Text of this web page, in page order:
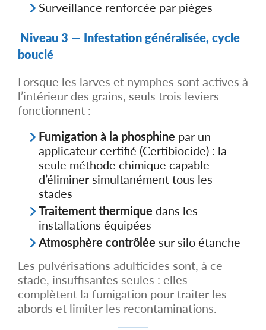
Surveillance renforcée par pièges
Niveau 3 — Infestation généralisée, cycle
bouclé
Lorsque les larves et nymphes sont actives à
l’intérieur des grains, seuls trois leviers
fonctionnent :
Fumigation à la phosphine par un
applicateur certifié (Certibiocide) : la
seule méthode chimique capable
d’éliminer simultanément tous les
stades
Traitement thermique dans les
installations équipées
Atmosphère contrôlée sur silo étanche
Les pulvérisations adulticides sont, à ce
stade, insuffisantes seules : elles
complètent la fumigation pour traiter les
abords et limiter les recontaminations.